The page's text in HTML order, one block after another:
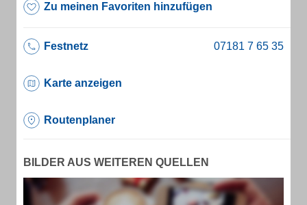
Zu meinen Favoriten hinzufügen
Festnetz
Karte anzeigen
Routenplaner
BILDER AUS WEITEREN QUELLEN